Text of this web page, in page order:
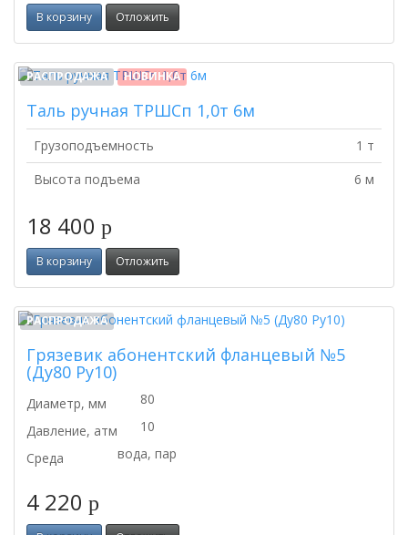
В корзину Отложить
РАСПРОДАЖА НОВИНКА
Таль ручная ТРШСп 1,0т 6м
Грузоподъемность
1 т
Высота подъема
6 м
18 400 p
В корзину Отложить
РАСПРОДАЖА
Грязевик абонентский фланцевый №5
(Ду80 Ру10)
Диаметр, мм
80
Давление, атм
10
Среда
вода, пар
4 220 p